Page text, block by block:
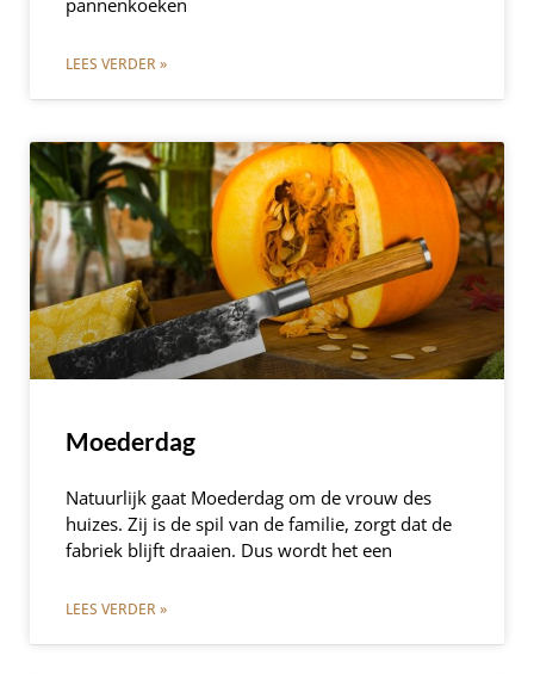
pannenkoeken
LEES VERDER »
Moederdag
Natuurlijk gaat Moederdag om de vrouw des
huizes. Zij is de spil van de familie, zorgt dat de
fabriek blijft draaien. Dus wordt het een
LEES VERDER »